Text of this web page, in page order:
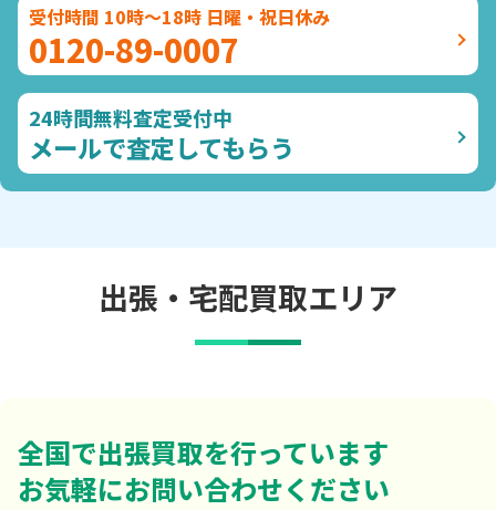
受付時間 10時～18時 日曜・祝日休み
0120-89-0007
24時間無料査定受付中
メールで査定してもらう
出張・宅配買取エリア
全国で出張買取を行っています
お気軽にお問い合わせください